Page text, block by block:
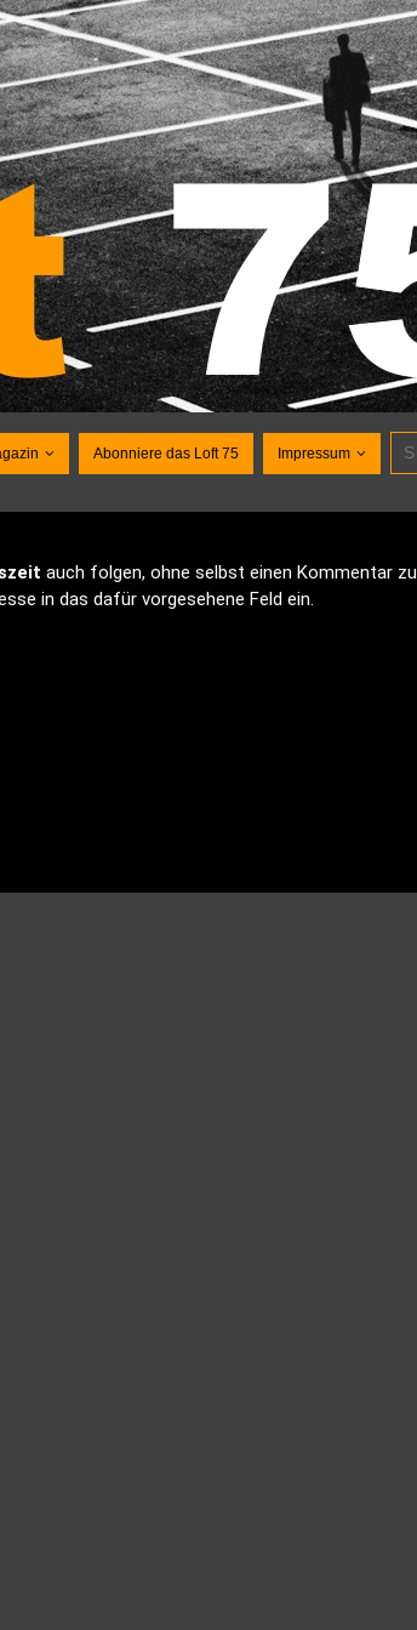
Abonniere das Loft 75 Impressum
auch folgen, ohne selbst einen Kommentar zu
in das dafür vorgesehene Feld ein.